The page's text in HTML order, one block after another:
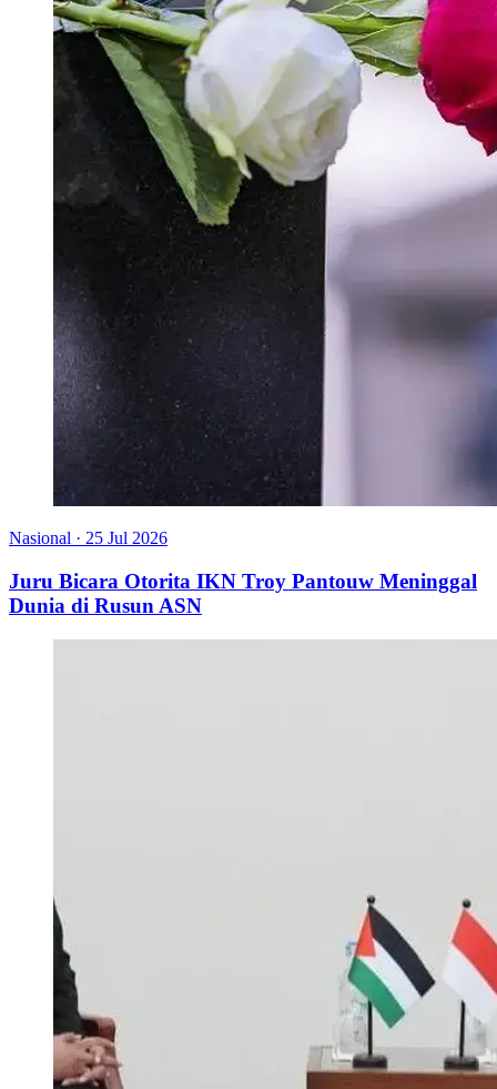
Nasional · 25 Jul 2026
Juru Bicara Otorita IKN Troy Pantouw Meninggal
Dunia di Rusun ASN